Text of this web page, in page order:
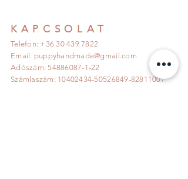
KAPCSOLAT
Telefon: +36 30 439 7822
Email: puppyhandmade@gmail.com
Adószám:54886087-1-22
Számlaszám: 10402434-50526849-82811007